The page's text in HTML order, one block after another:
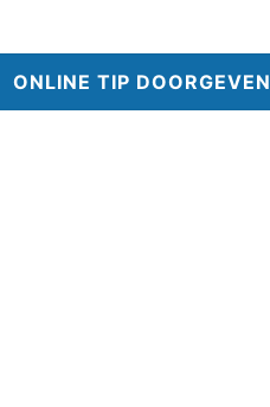
ONLINE TIP DOORGEVEN